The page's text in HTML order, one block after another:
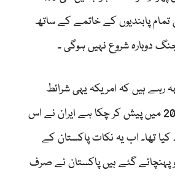
پابندیوں کے خاتمے کے ساتھ
شروع نہیں ہوگی ۔
رہے ہیں کہ امریکہ یہی شرائط
پہلے بھی ایران کو 2025 میں پیش کر چکا ہے ایران نے اس
تھا۔ اب یہ نکات پاکستان کے
پہنچائے گئے ہیں پاکستان نے صرف